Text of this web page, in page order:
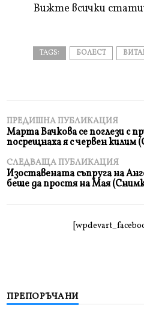
Вижте всички
TAGS: БОЛЕСТ
ПРЕДИШНА ПУБЛИКАЦИЯ
Марта Вачкова се поглези с
посрещнаха я с червен килим
СЛЕДВАЩА ПУБЛИКАЦИЯ
Изоставената съпруга на
беше да простя на Мая
ПРЕПОРЪЧАНИ